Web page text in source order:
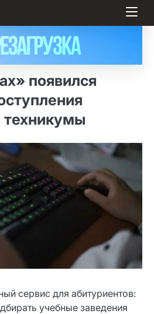
появился
техникумы
сервис для абитуриентов:
учебные заведения